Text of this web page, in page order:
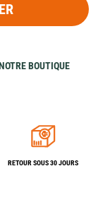
BOUTIQUE
RETOUR SOUS 30 JOURS